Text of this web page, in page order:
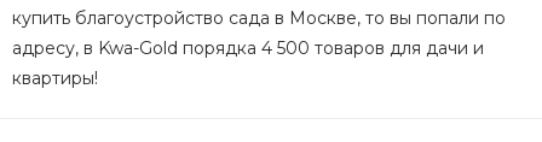
купить благоустройство сада в Москве, то вы попали по
адресу, в Kwa-Gold порядка 4 500 товаров для дачи и
квартиры!